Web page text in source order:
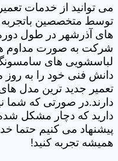
می توانید از خدمات
توسط متخصصین باتجربه
های آذرشهر در طول
شرکت به صورت مداوم
لباسشویی های
دانش فنی خود را به روز
تعمیر جدید ترین مدل
دارند.در صورتی که
دارید که دچار مشکل
پیشنهاد می کنیم حتما
همیشه تجربه کنید!